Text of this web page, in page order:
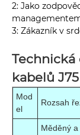
2: Jako
3: Zákazník v
Technická
kabelů J75
Mod
el
Rozsah
Měděný